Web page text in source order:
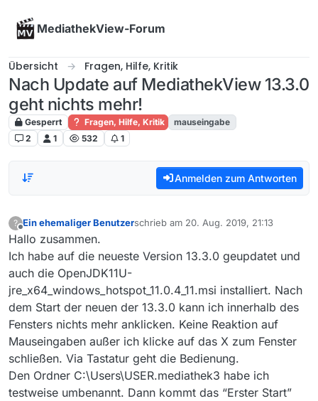
MediathekView-Forum
Übersicht Fragen, Hilfe, Kritik
Nach Update auf MediathekView 13.3.0
geht nichts mehr!
Gesperrt Fragen, Hilfe, Kritik
mauseingabe
2
1 532 1
Anmelden zum Antworten
?
Offline
Ein ehemaliger Benutzerschrieb am 20. Aug. 2019, 21:13
zuletzt editiert von
Hallo zusammen.
Ich habe auf die neueste Version 13.3.0 geupdatet und
auch die OpenJDK11U-
jre_x64_windows_hotspot_11.0.4_11.msi installiert. Nach
dem Start der neuen der 13.3.0 kann ich innerhalb des
Fensters nichts mehr anklicken. Keine Reaktion auf
Mauseingaben außer ich klicke auf das X zum Fenster
schließen. Via Tastatur geht die Bedienung.
Den Ordner C:\Users\USER.mediathek3 habe ich
testweise umbenannt. Dann kommt das “Erster Start”